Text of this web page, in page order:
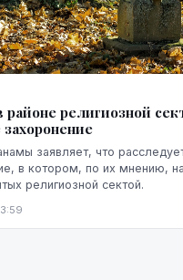
районе религиозной
захоронение
заявляет, что
в котором, по их мнению,
религиозной сектой.